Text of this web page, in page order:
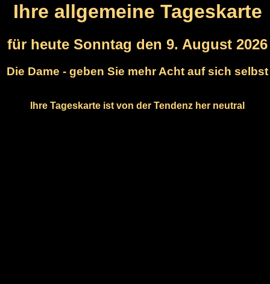
Ihre allgemeine Tageskarte
für heute Sonntag den 9. August 2026
Die Dame - geben Sie mehr Acht auf sich selbst
Ihre Tageskarte ist von der Tendenz her neutral